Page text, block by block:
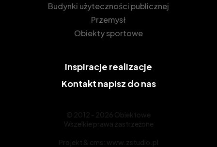
Budynki użyteczności publicznej
Przemysł
Obiekty sportowe
Inspiracje realizacje
Kontakt napisz do nas
© 2012 - 2026 Obiektowe
Wszelkie prawa zastrzeżone
Projekt & cms: www.zstudio.pl